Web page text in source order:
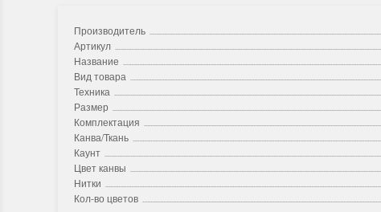
Производитель
Артикул
Название
Вид товара
Техника
Размер
Комплектация
Канва/Ткань
Каунт
Цвет канвы
Нитки
Кол-во цветов